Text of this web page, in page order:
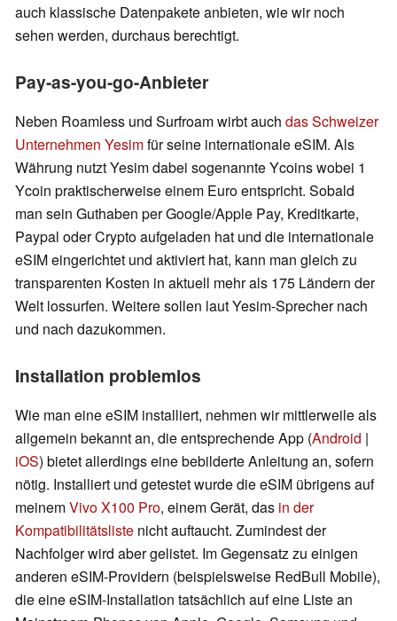
auch klassische Datenpakete anbieten, wie wir noch
sehen werden, durchaus berechtigt.
Pay-as-you-go-Anbieter
Neben Roamless und Surfroam wirbt auch das Schweizer
Unternehmen Yesimfür seine internationale eSIM. Als
Währung nutzt Yesim dabei sogenannte Ycoins wobei 1
Ycoin praktischerweise einem Euro entspricht. Sobald
man sein Guthaben per Google/Apple Pay, Kreditkarte,
Paypal oder Crypto aufgeladen hat und die internationale
eSIM eingerichtet und aktiviert hat, kann man gleich zu
transparenten Kosten in aktuell mehr als 175 Ländern der
Welt lossurfen. Weitere sollen laut Yesim-Sprecher nach
und nach dazukommen.
Installation problemlos
Wie man eine eSIM installiert, nehmen wir mittlerweile als
allgemein bekannt an, die entsprechende App (Android |
iOS) bietet allerdings eine bebilderte Anleitung an, sofern
nötig. Installiert und getestet wurde die eSIM übrigens auf
meinemVivo X100 Pro, einem Gerät, das in der
Kompatibilitätsliste nicht auftaucht. Zumindest der
Nachfolger wird aber gelistet. Im Gegensatz zu einigen
anderen eSIM-Providern (beispielsweise RedBull Mobile),
die eine eSIM-Installation tatsächlich auf eine Liste an